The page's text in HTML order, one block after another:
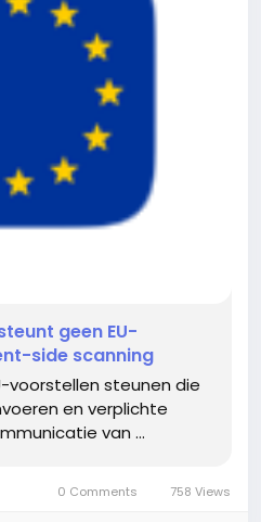
geen EU-
side scanning
voorstellen steunen die
en verplichte
van ...
0 Comments 758 Views